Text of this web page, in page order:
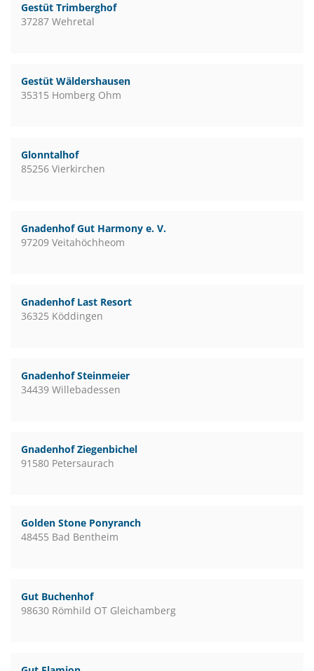
Gestüt Trimberghof
37287 Wehretal
Gestüt Wäldershausen
35315 Homberg Ohm
Glonntalhof
85256 Vierkirchen
Gnadenhof Gut Harmony e. V.
97209 Veitahöchheom
Gnadenhof Last Resort
36325 Köddingen
Gnadenhof Steinmeier
34439 Willebadessen
Gnadenhof Ziegenbichel
91580 Petersaurach
Golden Stone Ponyranch
48455 Bad Bentheim
Gut Buchenhof
98630 Römhild OT Gleichamberg